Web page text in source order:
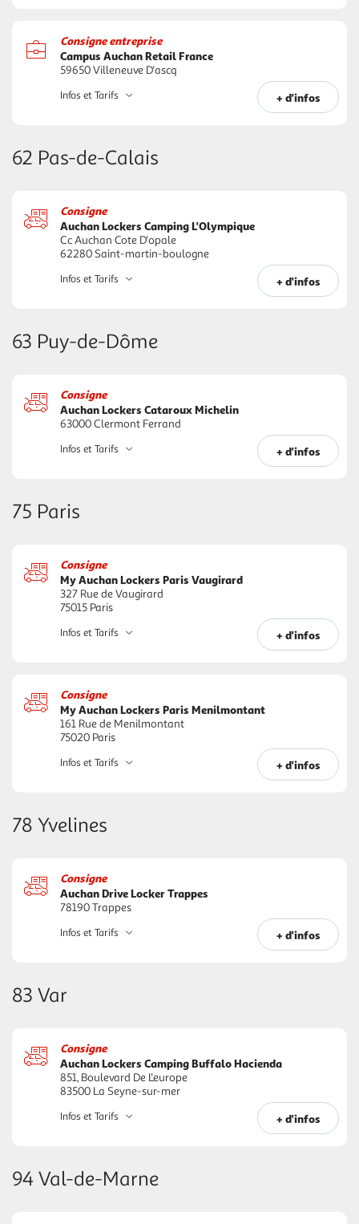
Consigne entreprise
Campus Auchan Retail France
59650 Villeneuve D'ascq
+ d'infos
Infos et Tarifs
62 Pas-de-Calais
Consigne
Auchan Lockers Camping L'Olympique
Cc Auchan Cote D'opale
62280 Saint-martin-boulogne
+ d'infos
Infos et Tarifs
63 Puy-de-Dôme
Consigne
Auchan Lockers Cataroux Michelin
63000 Clermont Ferrand
+ d'infos
Infos et Tarifs
75 Paris
Consigne
My Auchan Lockers Paris Vaugirard
327 Rue de Vaugirard
75015 Paris
+ d'infos
Infos et Tarifs
Consigne
My Auchan Lockers Paris Menilmontant
161 Rue de Menilmontant
75020 Paris
+ d'infos
Infos et Tarifs
78 Yvelines
Consigne
Auchan Drive Locker Trappes
78190 Trappes
+ d'infos
Infos et Tarifs
83 Var
Consigne
Auchan Lockers Camping Buffalo Hacienda
851, Boulevard De L'europe
83500 La Seyne-sur-mer
+ d'infos
Infos et Tarifs
94 Val-de-Marne